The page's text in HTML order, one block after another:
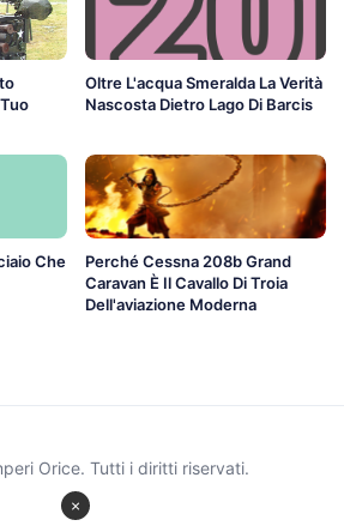
Oltre L'acqua Smeralda La Verità
Nascosta Dietro Lago Di Barcis
Che
Perché Cessna 208b Grand
Caravan È Il Cavallo Di Troia
Dell'aviazione Moderna
×
Orice. Tutti i diritti riservati.